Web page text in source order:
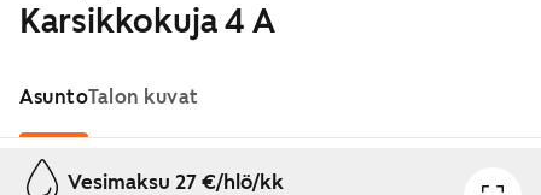
Karsikkokuja 4 A
AsuntoTalon kuvat
Näytetään dia 1 / 1
Vesimaksu 27 €/hlö/kk